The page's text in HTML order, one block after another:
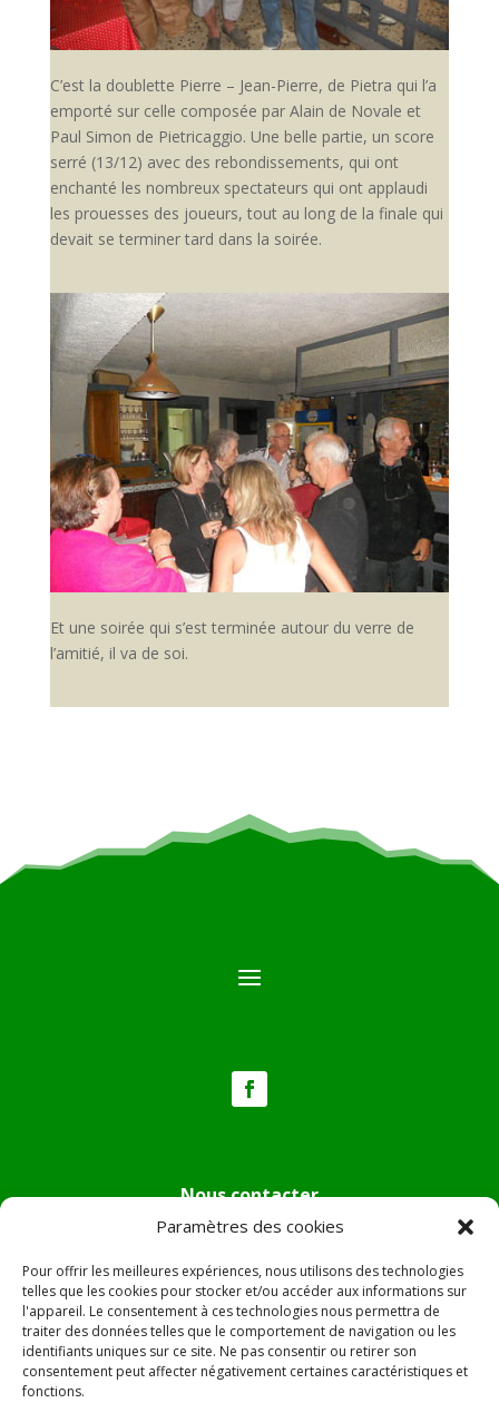
Paramètres des cookies
Pour offrir les meilleures expériences, nous utilisons des technologies
telles que les cookies pour stocker et/ou accéder aux informations sur
l'appareil. Le consentement à ces technologies nous permettra de
traiter des données telles que le comportement de navigation ou les
identifiants uniques sur ce site. Ne pas consentir ou retirer son
consentement peut affecter négativement certaines caractéristiques et
fonctions.
C’est la doublette Pierre – Jean-Pierre, de Pietra qui l’a
emporté sur celle composée par Alain de Novale et
Paul Simon de Pietricaggio. Une belle partie, un score
serré (13/12) avec des rebondissements, qui ont
enchanté les nombreux spectateurs qui ont applaudi
les prouesses des joueurs, tout au long de la finale qui
devait se terminer tard dans la soirée.
Et une soirée qui s’est terminée autour du verre de
l’amitié, il va de soi.
Nous contacter
Tél :04.95.36.24.02
Mail:
mairie.pietradiverde@wanadoo.fr
Adresse :Hôtel de ville de Pietra di Verde
Le village
20230 Pietra di Verde